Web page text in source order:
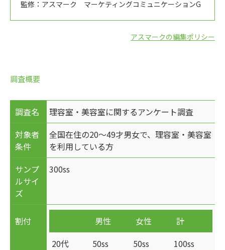
監修：アスマーク マーケティングコミュニケーションG
アスマークの編集ポリシー
調査概要
調査名
理容室・美容室に関するアンケート調査
対象者
条件
全国在住の20～49才男女で、理容室・美容室
を利用している方
サンプ
ルサイ
ズ
300ss
割付 男性 女性
計
20代
50ss 50ss
100ss